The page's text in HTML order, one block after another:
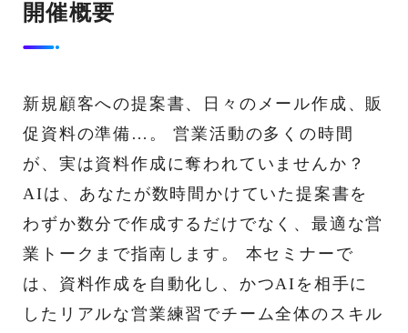
開催概要
新規顧客への提案書、日々のメール作成、販
促資料の準備…。 営業活動の多くの時間
が、実は資料作成に奪われていませんか？
AIは、あなたが数時間かけていた提案書を
わずか数分で作成するだけでなく、最適な営
業トークまで指南します。 本セミナーで
は、資料作成を自動化し、かつAIを相手に
したリアルな営業練習でチーム全体のスキル